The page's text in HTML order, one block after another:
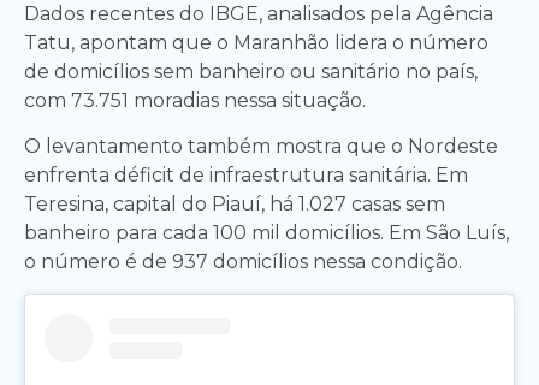
Dados recentes do IBGE, analisados pela Agência
Tatu, apontam que o Maranhão lidera o número
de domicílios sem banheiro ou sanitário no país,
com 73.751 moradias nessa situação.
O levantamento também mostra que o Nordeste
enfrenta déficit de infraestrutura sanitária. Em
Teresina, capital do Piauí, há 1.027 casas sem
banheiro para cada 100 mil domicílios. Em São Luís,
o número é de 937 domicílios nessa condição.